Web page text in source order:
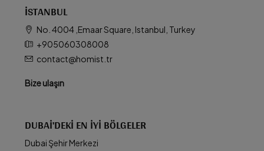
İSTANBUL
No. 4004 ,Emaar Square, Istanbul, Turkey
+905060308008
contact@homist.tr
Bize ulaşın
DUBAI'DEKI EN İYI BÖLGELER
Dubai Şehir Merkezi